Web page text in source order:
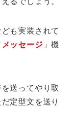
も実装されて
メッセージ 」機
送ってやり取
定型文を送り